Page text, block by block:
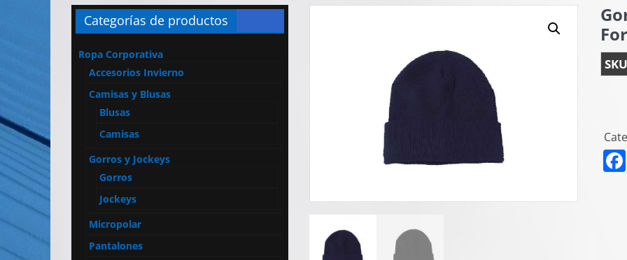
de
Trabajo
Seguridad
Diseño
Artículos
Publicitarios
Implementos
Seguridad
Categorías de productos
Ropa Corporativa
Accesorios Invierno
Camisas y Blusas
Blusas
Camisas
Gorros y Jockeys
Gorros
Jockeys
Micropolar
Pantalones